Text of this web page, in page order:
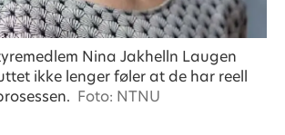
Nina Jakhelln Laugen
ikke lenger føler at de har reell
Foto: NTNU